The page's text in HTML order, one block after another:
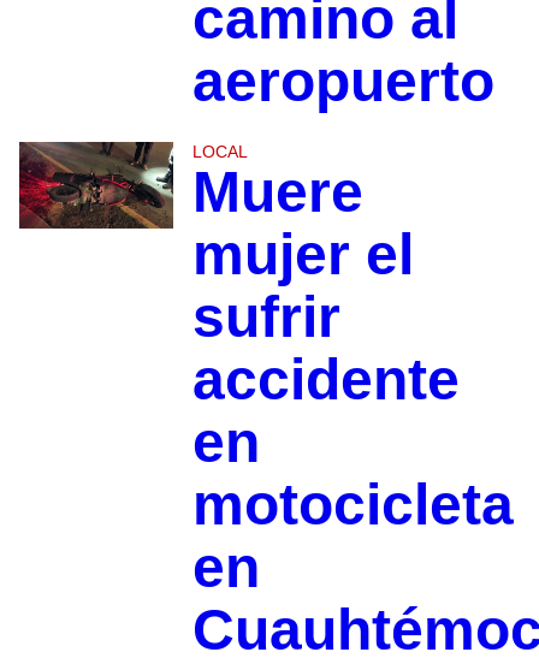
camino al
aeropuerto
LOCAL
Muere
mujer el
sufrir
accidente
en
motocicleta
en